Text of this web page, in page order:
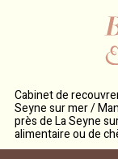
Cabinet de
Seyne sur mer /
près de La Seyne
alimentaire ou de